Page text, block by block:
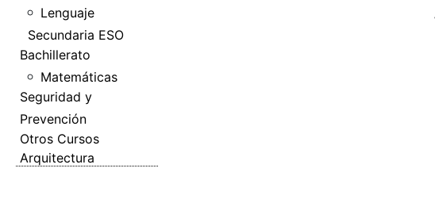
Lenguaje
Secundaria ESO
Bachillerato
Matemáticas
Seguridad y
Prevención
Otros Cursos
Arquitectura